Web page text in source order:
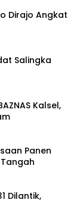
Dirajo Angkat
Salingka
Kalsel,
Panen
Dilantik,